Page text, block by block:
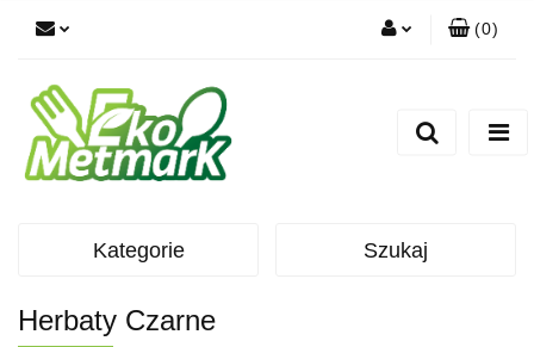
(0)
Kategorie Szukaj
Herbaty Czarne